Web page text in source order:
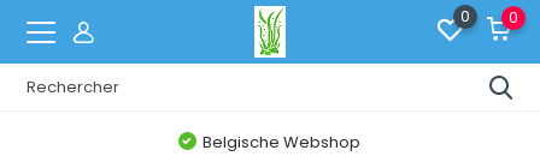
0 0
Belgische Webshop